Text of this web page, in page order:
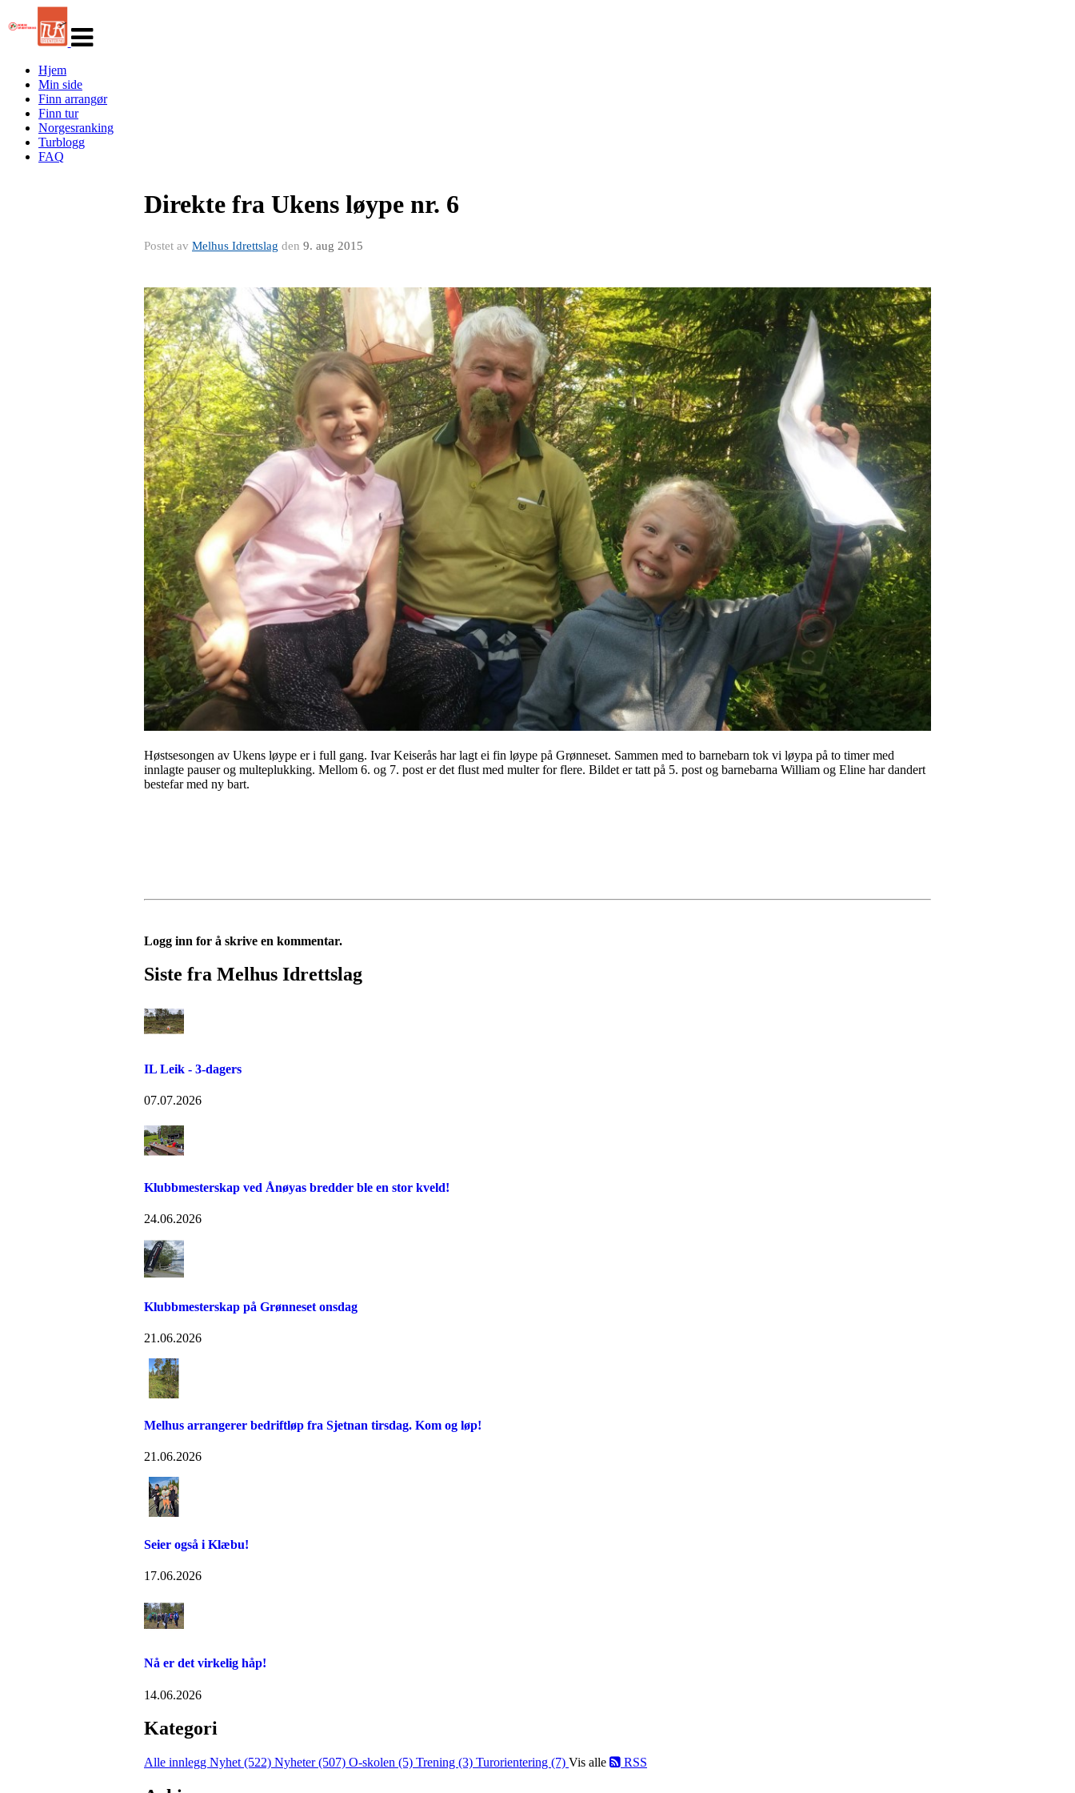
navigasjon
Hjem
Min side
Finn arrangør
Finn tur
Norgesranking
Turblogg
FAQ
Direkte fra Ukens løype nr. 6
Postet av Melhus Idrettslag den 9. aug 2015
Høstsesongen av Ukens løype er i full gang. Ivar Keiserås har lagt ei fin løype på Grønneset. Sammen med to barnebarn tok vi løypa på to timer med
innlagte pauser og multeplukking. Mellom 6. og 7. post er det flust med multer for flere. Bildet er tatt på 5. post og barnebarna William og Eline har dandert
bestefar med ny bart.
Logg inn for å skrive en kommentar.
Siste fra Melhus Idrettslag
IL Leik - 3-dagers
07.07.2026
Klubbmesterskap ved Ånøyas bredder ble en stor kveld!
24.06.2026
Klubbmesterskap på Grønneset onsdag
21.06.2026
Melhus arrangerer bedriftløp fra Sjetnan tirsdag. Kom og løp!
21.06.2026
Seier også i Klæbu!
17.06.2026
Nå er det virkelig håp!
14.06.2026
Kategori
Alle innlegg Nyhet (522) Nyheter (507) O-skolen (5) Trening (3) Turorientering (7) Vis alle RSS